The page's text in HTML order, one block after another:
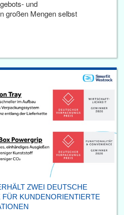
und
großen Mengen selbst
ZWEI DEUTSCHE
KUNDENORIENTIERTE